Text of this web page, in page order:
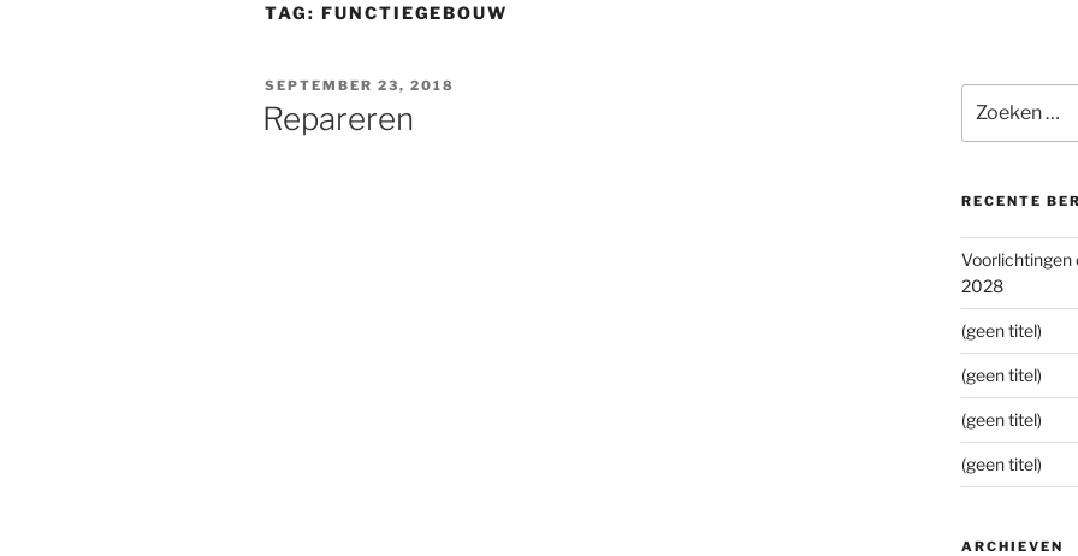
TAG: FUNCTIEGEBOUW
GEPLAATST
OP
SEPTEMBER 23, 2018
Repareren
naar:
RECENTE
Voorlichtingen
2028
(geen titel)
(geen titel)
(geen titel)
(geen titel)
ARCHIEVEN